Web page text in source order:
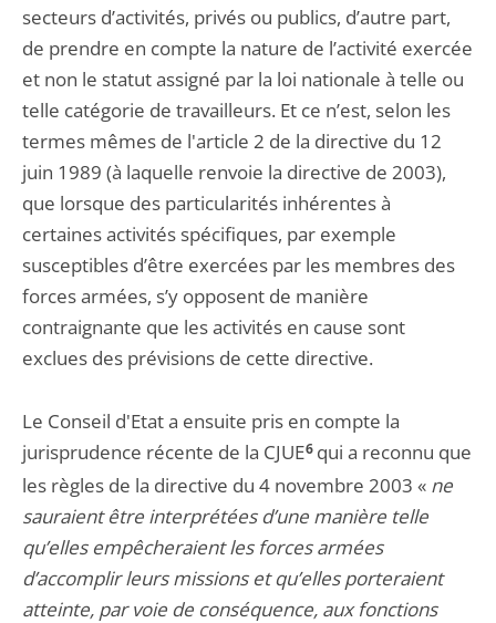
secteurs d’activités, privés ou publics, d’autre part,
de prendre en compte la nature de l’activité exercée
et non le statut assigné par la loi nationale à telle ou
telle catégorie de travailleurs. Et ce n’est, selon les
termes mêmes de l'article 2 de la directive du 12
juin 1989 (à laquelle renvoie la directive de 2003),
que lorsque des particularités inhérentes à
certaines activités spécifiques, par exemple
susceptibles d’être exercées par les membres des
forces armées, s’y opposent de manière
contraignante que les activités en cause sont
exclues des prévisions de cette directive.
Le Conseil d'Etat a ensuite pris en compte la
jurisprudence récente de la CJUE6qui a reconnu que
les règles de la directive du 4 novembre 2003 « ne
sauraient être interprétées d’une manière telle
qu’elles empêcheraient les forces armées
d’accomplir leurs missions et qu’elles porteraient
atteinte, par voie de conséquence, aux fonctions